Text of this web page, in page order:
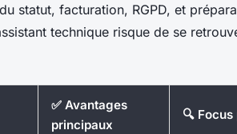
statut, facturation, RGPD, et
technique risque de se
✅ Avantages
principaux
🔍